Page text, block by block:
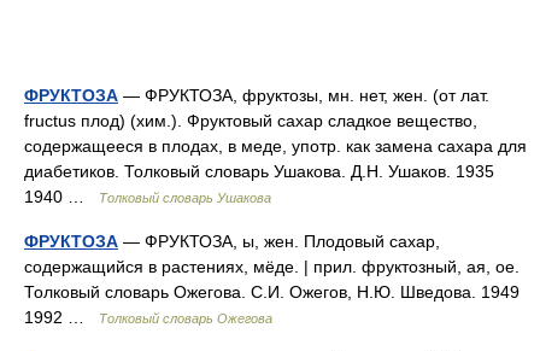
ФРУКТОЗА — ФРУКТОЗА, фруктозы, мн. нет, жен. (от лат.
fructus плод) (хим.). Фруктовый сахар сладкое вещество,
содержащееся в плодах, в меде, употр. как замена сахара для
диабетиков. Толковый словарь Ушакова. Д.Н. Ушаков. 1935
1940 …
Толковый словарь Ушакова
ФРУКТОЗА — ФРУКТОЗА, ы, жен. Плодовый сахар,
содержащийся в растениях, мёде. | прил. фруктозный, ая, ое.
Толковый словарь Ожегова. С.И. Ожегов, Н.Ю. Шведова. 1949
1992 …
Толковый словарь Ожегова